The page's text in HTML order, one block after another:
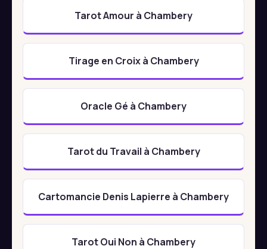
Tarot Amour à Chambery
Tirage en Croix à Chambery
Oracle Gé à Chambery
Tarot du Travail à Chambery
Cartomancie Denis Lapierre à Chambery
Tarot Oui Non à Chambery